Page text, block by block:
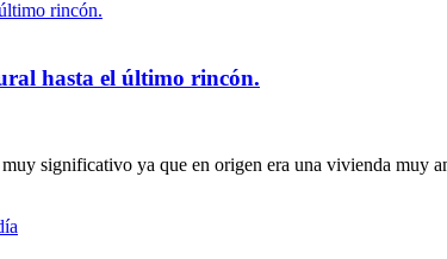
hasta el último rincón.
significativo ya que en origen era una vivienda